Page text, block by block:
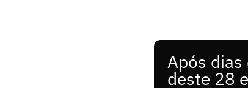
Após dias
deste 28